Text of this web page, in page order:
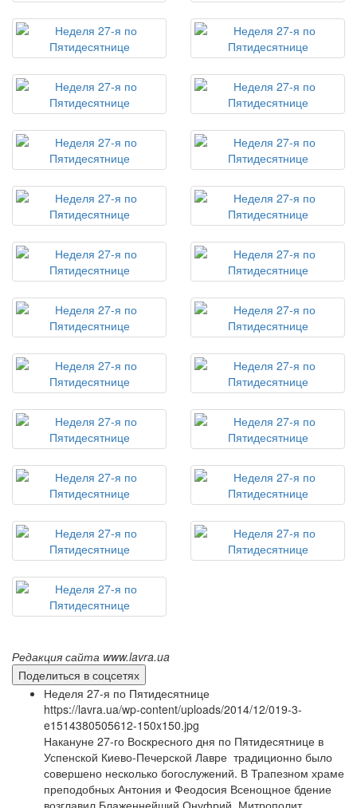
Редакция сайта www.lavra.ua
Поделиться в соцсетях
Неделя 27-я по Пятидесятнице
https://lavra.ua/wp-content/uploads/2014/12/019-3-
e1514380505612-150x150.jpg
Накануне 27-го Воскресного дня по Пятидесятнице в
Успенской Киево-Печерской Лавре традиционно было
совершено несколько богослужений. В Трапезном храме
преподобных Антония и Феодосия Всенощное бдение